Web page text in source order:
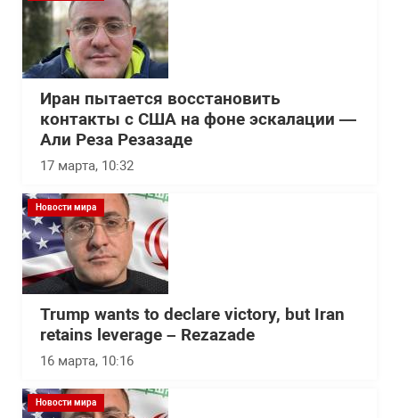
Иран пытается восстановить
контакты с США на фоне эскалации —
Али Реза Резазаде
17 марта, 10:32
Новости мира
Trump wants to declare victory, but Iran
retains leverage – Rezazade
16 марта, 10:16
Новости мира